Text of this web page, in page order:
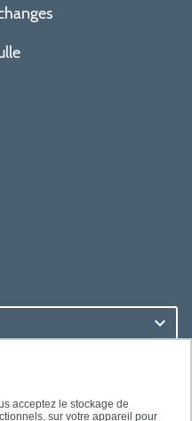
acceptez le stockage de
sur votre appareil pour